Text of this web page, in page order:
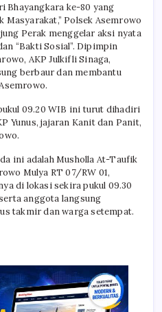
Bhayangkara ke-80 yang
Masyarakat,” Polsek Asemrowo
Perak menggelar aksi nyata
“Bakti Sosial”. Dipimpin
AKP Julkifli Sinaga,
berbaur dan membantu
09.20 WIB ini turut dihadiri
Yunus, jajaran Kanit dan Panit,
ini adalah Musholla At-Taufik
Mulya RT 07/RW 01,
di lokasi sekira pukul 09.30
anggota langsung
takmir dan warga setempat.